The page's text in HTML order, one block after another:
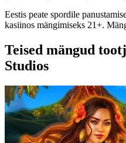
Eestis peate spordile
kasiinos mängimiseks 21+.
Teised mängud
Studios